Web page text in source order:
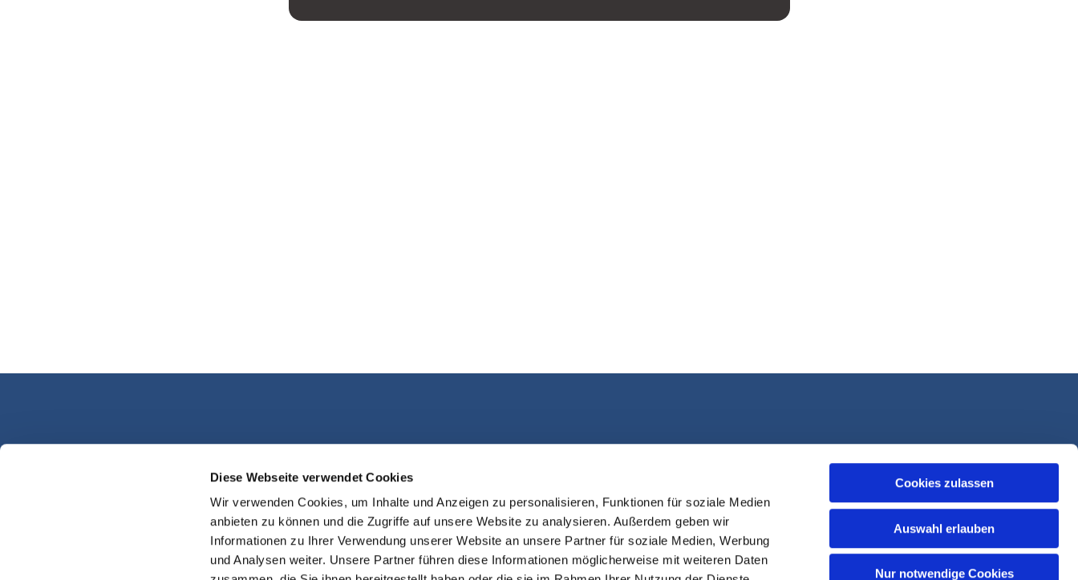
Diese Webseite verwendet Cookies
Wir verwenden Cookies, um Inhalte und Anzeigen zu personalisieren, Funktionen für soziale Medien
anbieten zu können und die Zugriffe auf unsere Website zu analysieren. Außerdem geben wir
Informationen zu Ihrer Verwendung unserer Website an unsere Partner für soziale Medien, Werbung
und Analysen weiter. Unsere Partner führen diese Informationen möglicherweise mit weiteren Daten
Cookies zulassen
Auswahl erlauben
Nur notwendige Cookies
Kassel Martinsplatz